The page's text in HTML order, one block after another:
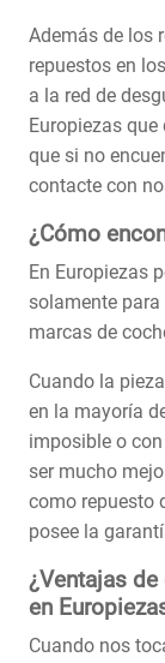
Además de los
repuestos en
a la red de
Europiezas
que si no
contacte con
¿Cómo
En Europiezas
solamente
marcas de
Cuando la pieza
en la mayoría
imposible o
ser mucho
como repuesto
posee la
¿Ventajas
en
Cuando nos